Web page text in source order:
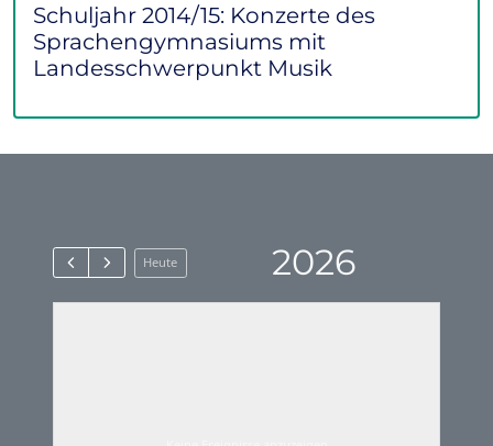
Schuljahr 2014/15: Konzerte des
Sprachengymnasiums mit
Landesschwerpunkt Musik
Heute 2026